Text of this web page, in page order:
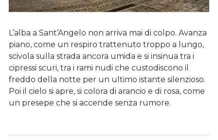
L’alba a Sant’Angelo non arriva mai di colpo. Avanza
piano, come un respiro trattenuto troppo a lungo,
scivola sulla strada ancora umida e si insinua tra i
cipressi scuri, tra i rami nudi che custodiscono il
freddo della notte per un ultimo istante silenzioso.
Poi il cielo si apre, si colora di arancio e di rosa, come
un presepe che si accende senza rumore.